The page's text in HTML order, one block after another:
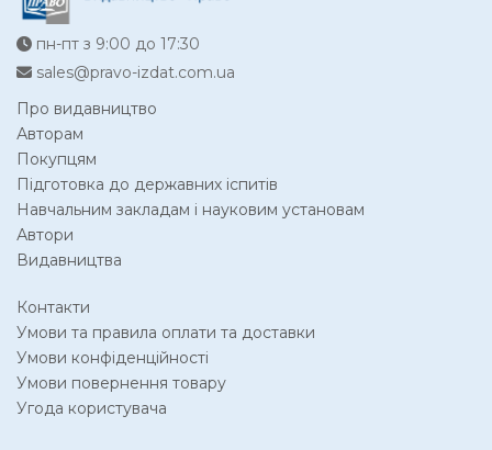
пн-пт з 9:00 до 17:30
sales@pravo-izdat.com.ua
Про видавництво
Авторам
Покупцям
Підготовка до державних іспитів
Навчальним закладам і науковим установам
Автори
Видавництва
Контакти
Умови та правила оплати та доставки
Умови конфіденційності
Умови повернення товару
Угода користувача